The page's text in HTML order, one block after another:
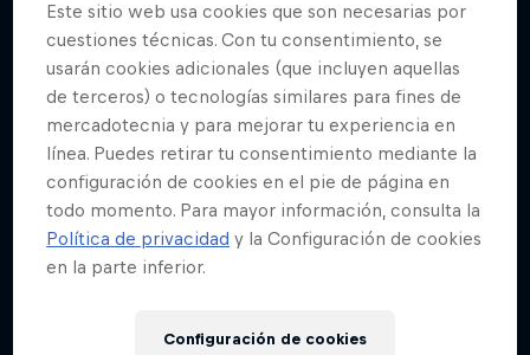
Este sitio web usa cookies que son necesarias por
cuestiones técnicas. Con tu consentimiento, se
usarán cookies adicionales (que incluyen aquellas
de terceros) o tecnologías similares para fines de
mercadotecnia y para mejorar tu experiencia en
línea. Puedes retirar tu consentimiento mediante la
configuración de cookies en el pie de página en
todo momento. Para mayor información, consulta la
Política de privacidad y la Configuración de cookies
en la parte inferior.
Configuración de cookies